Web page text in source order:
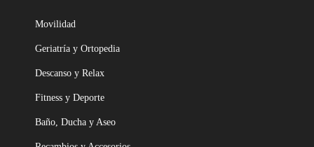
Movilidad
Geriatría y Ortopedia
Descanso y Relax
Fitness y Deporte
Baño, Ducha y Aseo